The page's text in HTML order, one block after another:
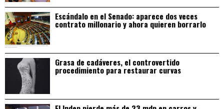
Escándalo en el Senado: aparece dos veces
contrato millonario y ahora quieren borrarlo
Grasa de cadáveres, el controvertido
procedimiento para restaurar curvas